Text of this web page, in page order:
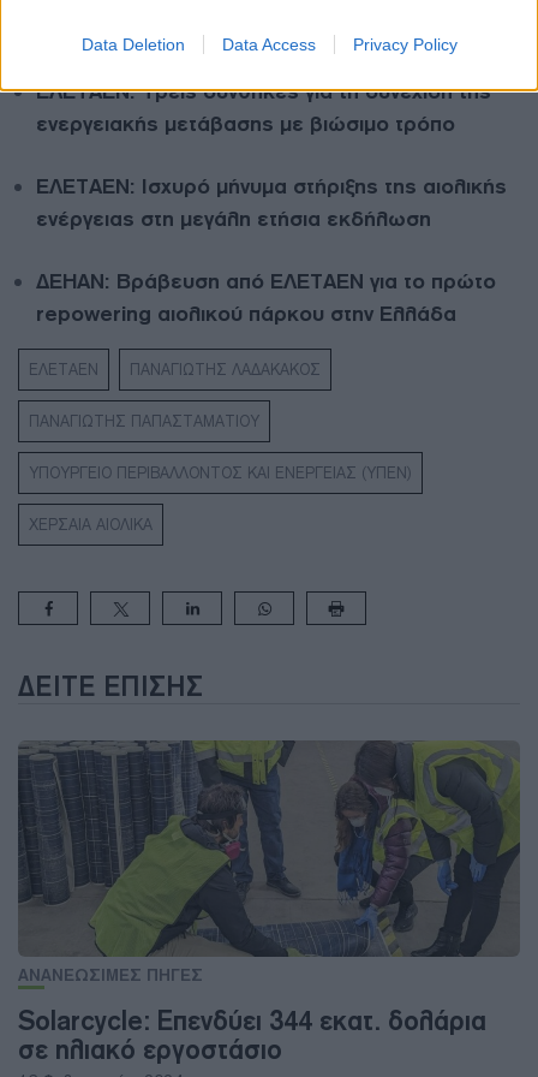
Data Deletion Data Access Privacy Policy
Διαβάστε ακόμη
ΕΛΕΤΑΕΝ: Τρεις συνθήκες για τη συνέχιση της
ενεργειακής μετάβασης με βιώσιμο τρόπο
ΕΛΕΤΑΕΝ: Ισχυρό μήνυμα στήριξης της αιολικής
ενέργειας στη μεγάλη ετήσια εκδήλωση
ΔΕΗΑΝ: Βράβευση από ΕΛΕΤΑΕΝ για το πρώτο
repowering αιολικού πάρκου στην Ελλάδα
ΕΛΕΤΑΕΝ ΠΑΝΑΓΙΩΤΗΣ ΛΑΔΑΚΑΚΟΣ
ΠΑΝΑΓΙΩΤΗΣ ΠΑΠΑΣΤΑΜΑΤΙΟΥ
ΥΠΟΥΡΓΕΙΟ ΠΕΡΙΒΑΛΛΟΝΤΟΣ ΚΑΙ ΕΝΕΡΓΕΙΑΣ (ΥΠΕΝ)
ΧΕΡΣΑΙΑ ΑΙΟΛΙΚΑ
ΔΕΊΤΕ ΕΠΊΣΗΣ
ΑΝΑΝΕΩΣΙΜΕΣ ΠΗΓΕΣ
Solarcycle: Επενδύει 344 εκατ. δολάρια
σε ηλιακό εργοστάσιο